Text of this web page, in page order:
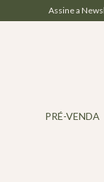
Assine a Newsletter e
PRÉ-VENDA